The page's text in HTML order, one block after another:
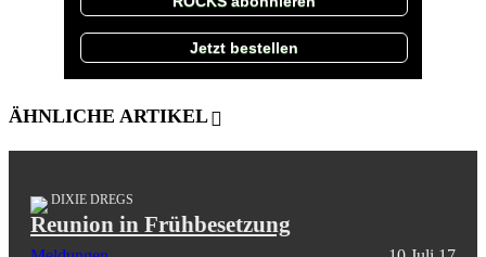
Jetzt bestellen
ÄHNLICHE ARTIKEL
DIXIE DREGS
Reunion in Frühbesetzung